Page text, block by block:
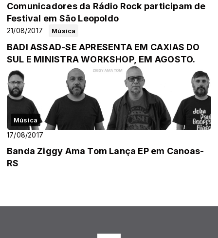
Comunicadores da Rádio Rock participam de
Festival em São Leopoldo
Música
21/08/2017
BADI ASSAD-SE APRESENTA EM CAXIAS DO
SUL E MINISTRA WORKSHOP, EM AGOSTO.
Música
17/08/2017
Banda Ziggy Ama Tom Lança EP em Canoas-
RS